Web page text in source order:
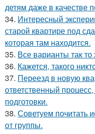
детям даже в качестве
34. Интересный
старой квартире под
которая там находится.
35. Все варианты так
36. Кажется, такого
37. Переезд в новую
ответственный
подготовки.
38. Советуем почитать
от группы.